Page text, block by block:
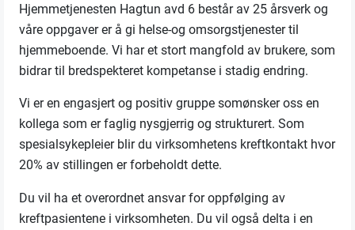
Hjemmetjenesten Hagtun avd 6 består av 25 årsverk og
våre oppgaver er å gi helse-og omsorgstjenester til
hjemmeboende. Vi har et stort mangfold av brukere, som
bidrar til bredspekteret kompetanse i stadig endring.
Vi er en engasjert og positiv gruppe somønsker oss en
kollega som er faglig nysgjerrig og strukturert. Som
spesialsykepleier blir du virksomhetens kreftkontakt hvor
20% av stillingen er forbeholdt dette.
Du vil ha et overordnet ansvar for oppfølging av
kreftpasientene i virksomheten. Du vil også delta i en